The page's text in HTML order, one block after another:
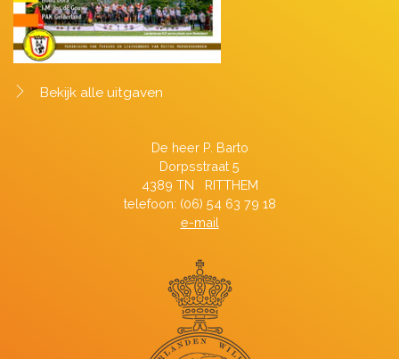
Bekijk alle uitgaven
De heer P. Barto
Dorpsstraat 5
4389 TN RITTHEM
telefoon: (06) 54 63 79 18
e-mail